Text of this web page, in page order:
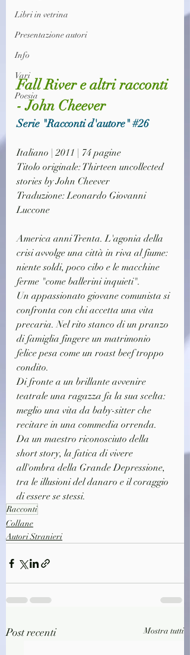
Libri in vetrina
Presentazione autori
Info
Vari
Poesia
Fall River e altri racconti
- John Cheever
Serie "Racconti d'autore" #26
Italiano | 2011 | 74 pagine
Titolo originale: Thirteen uncollected
stories by John Cheever
Traduzione: Leonardo Giovanni
Luccone
America anni Trenta. L'agonia della
crisi avvolge una città in riva al fiume:
niente soldi, poco cibo e le macchine
ferme "come ballerini inquieti".
Un appassionato giovane comunista si
confronta con chi accetta una vita
precaria. Nel rito stanco di un pranzo
di famiglia fingere un matrimonio
felice pesa come un roast beef troppo
condito.
Di fronte a un brillante avvenire
teatrale una ragazza fa la sua scelta:
meglio una vita da baby-sitter che
recitare in una commedia orrenda.
Da un maestro riconosciuto della
short story, la fatica di vivere
all'ombra della Grande Depressione,
tra le illusioni del danaro e il coraggio
di essere se stessi.
Racconti
Collane
Autori Stranieri
Post recenti Mostra tutti